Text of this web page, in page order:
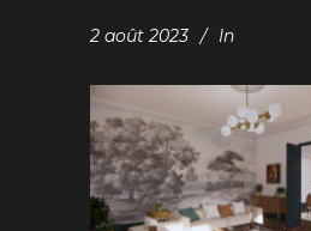
2 août 2023 In